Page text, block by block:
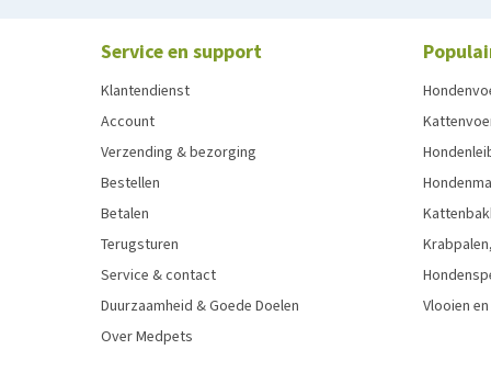
Service en support
Klantendienst
Account
Verzending & bezorging
Bestellen
Betalen
Terugsturen
Service & contact
Duurzaamheid & Goede Doelen
Over Medpets
Vlooien